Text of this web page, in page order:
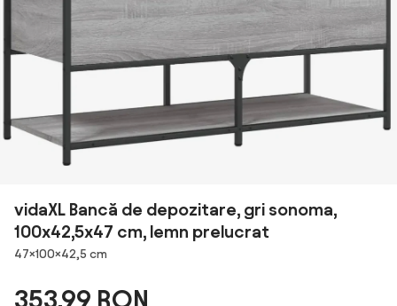
vidaXL Bancă de depozitare, gri sonoma,
100x42,5x47 cm, lemn prelucrat
Dimensiuni
47×100×42,5 cm
353,99 RON